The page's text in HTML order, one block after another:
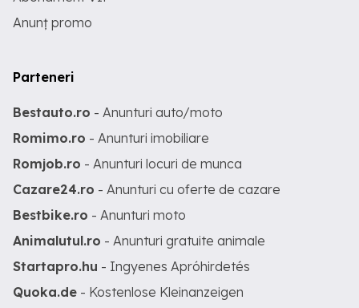
Anunț promo
Parteneri
Bestauto.ro - Anunturi auto/moto
Romimo.ro - Anunturi imobiliare
Romjob.ro - Anunturi locuri de munca
Cazare24.ro - Anunturi cu oferte de cazare
Bestbike.ro - Anunturi moto
Animalutul.ro - Anunturi gratuite animale
Startapro.hu - Ingyenes Apróhirdetés
Quoka.de - Kostenlose Kleinanzeigen